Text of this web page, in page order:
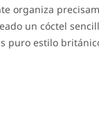
organiza
un cóctel
puro estilo